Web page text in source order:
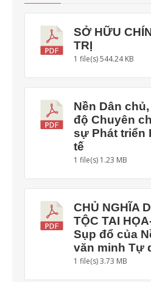
SỞ HỮU
TRỊ
1 file(s)544.24 KB
Nền Dân
độ Chuyên
sự Phát triển
tế
1 file(s) 1.23 MB
CHỦ NGHĨA
TỘC TAI
Sụp đổ của
văn minh Tự
1 file(s)3.73 MB